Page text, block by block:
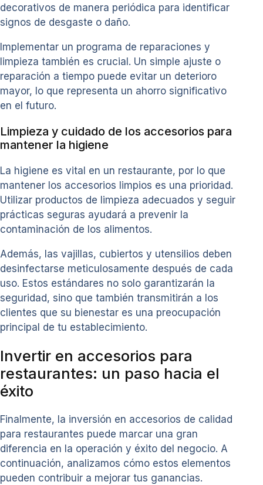
decorativos de manera periódica para identificar
signos de desgaste o daño.
Implementar un programa de reparaciones y
limpieza también es crucial. Un simple ajuste o
reparación a tiempo puede evitar un deterioro
mayor, lo que representa un ahorro significativo
en el futuro.
Limpieza y cuidado de los accesorios para
mantener la higiene
La higiene es vital en un restaurante, por lo que
mantener los accesorios limpios es una prioridad.
Utilizar productos de limpieza adecuados y seguir
prácticas seguras ayudará a prevenir la
contaminación de los alimentos.
Además, las vajillas, cubiertos y utensilios deben
desinfectarse meticulosamente después de cada
uso. Estos estándares no solo garantizarán la
seguridad, sino que también transmitirán a los
clientes que su bienestar es una preocupación
principal de tu establecimiento.
Invertir en accesorios para
restaurantes: un paso hacia el
éxito
Finalmente, la inversión en accesorios de calidad
para restaurantes puede marcar una gran
diferencia en la operación y éxito del negocio. A
continuación, analizamos cómo estos elementos
pueden contribuir a mejorar tus ganancias.